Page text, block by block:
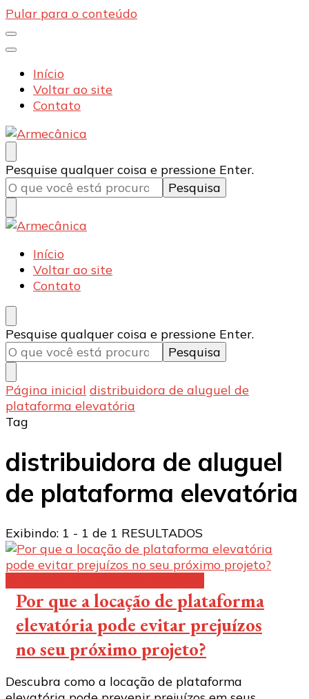
Pular para o conteúdo
Início
Voltar ao site
Contato
Armecânica
Blog
Procurando
algo?
Pesquise qualquer coisa e pressione Enter.
Armecânica
Blog
Início
Voltar ao site
Contato
Procurando
algo?
Pesquise qualquer coisa e pressione Enter.
Página inicial distribuidora de aluguel de
plataforma elevatória
Tag
distribuidora de aluguel
de plataforma elevatória
Exibindo: 1 - 1 de 1 RESULTADOS
Por que a locação de plataforma
elevatória pode evitar prejuízos
no seu próximo projeto?
Descubra como a locação de plataforma